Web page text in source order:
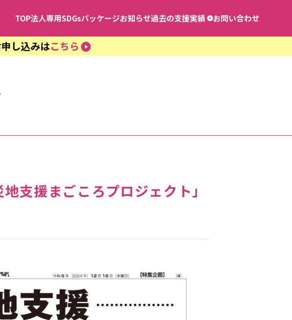
TOP法人専用SDGsパッケージお知らせ過去の支援実績
能登半島地震 復旧・復興義善活動
お問い合わせ
し込みはこちら
支援まごころプロジェクト」